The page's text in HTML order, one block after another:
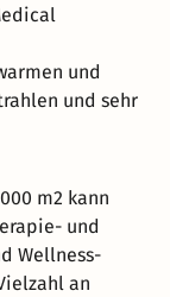
und
und sehr
m2 kann
und
Wellness-
an